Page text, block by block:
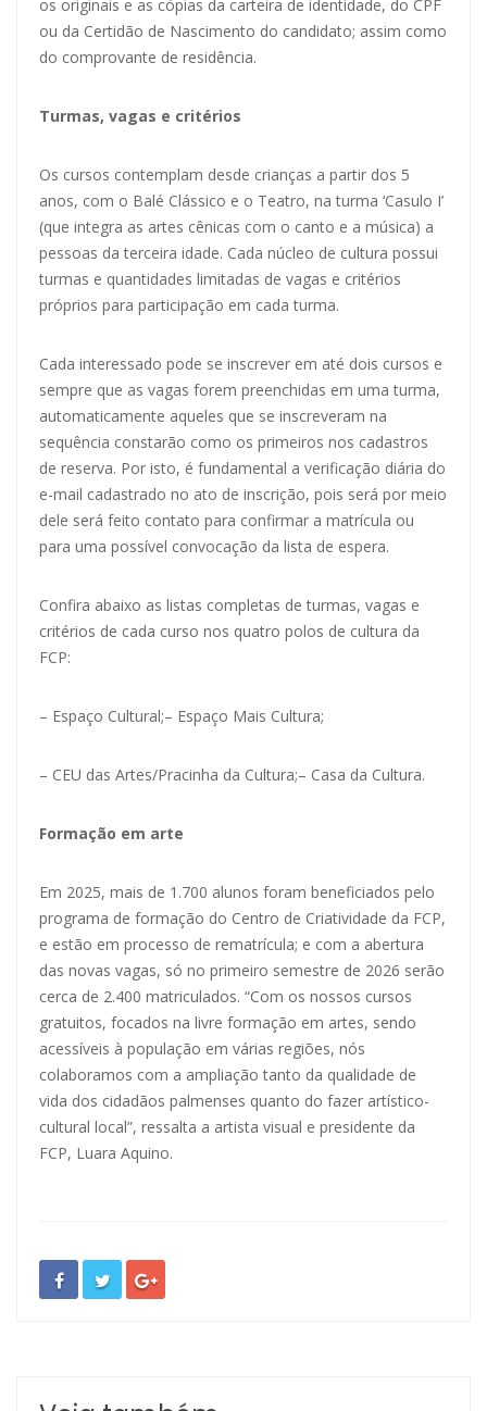
os originais e as cópias da carteira de identidade, do CPF
ou da Certidão de Nascimento do candidato; assim como
do comprovante de residência.
Turmas, vagas e critérios
Os cursos contemplam desde crianças a partir dos 5
anos, com o Balé Clássico e o Teatro, na turma ‘Casulo I’
(que integra as artes cênicas com o canto e a música) a
pessoas da terceira idade. Cada núcleo de cultura possui
turmas e quantidades limitadas de vagas e critérios
próprios para participação em cada turma.
Cada interessado pode se inscrever em até dois cursos e
sempre que as vagas forem preenchidas em uma turma,
automaticamente aqueles que se inscreveram na
sequência constarão como os primeiros nos cadastros
de reserva. Por isto, é fundamental a verificação diária do
e-mail cadastrado no ato de inscrição, pois será por meio
dele será feito contato para confirmar a matrícula ou
para uma possível convocação da lista de espera.
Confira abaixo as listas completas de turmas, vagas e
critérios de cada curso nos quatro polos de cultura da
FCP:
– Espaço Cultural;– Espaço Mais Cultura;
– CEU das Artes/Pracinha da Cultura;– Casa da Cultura.
Formação em arte
Em 2025, mais de 1.700 alunos foram beneficiados pelo
programa de formação do Centro de Criatividade da FCP,
e estão em processo de rematrícula; e com a abertura
das novas vagas, só no primeiro semestre de 2026 serão
cerca de 2.400 matriculados. “Com os nossos cursos
gratuitos, focados na livre formação em artes, sendo
acessíveis à população em várias regiões, nós
colaboramos com a ampliação tanto da qualidade de
vida dos cidadãos palmenses quanto do fazer artístico-
cultural local”, ressalta a artista visual e presidente da
FCP, Luara Aquino.